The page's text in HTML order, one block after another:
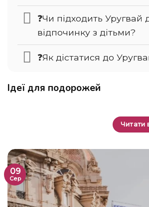
❓Чи підходить Уругвай
відпочинку з дітьми?
❓Як дістатися до
Ідеї для подорожей
Читати
09
Сер